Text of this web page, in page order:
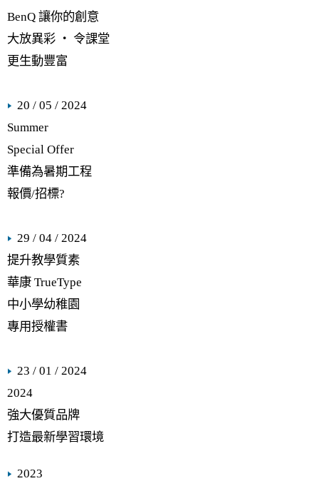
BenQ 讓你的創意
大放異彩 ‧ 令課堂
更生動豐富
20 / 05 / 2024
Summer
Special Offer
準備為暑期工程
報價/招標?
29 / 04 / 2024
提升教學質素
華康 TrueType
中小學幼稚園
專用授權書
23 / 01 / 2024
2024
強大優質品牌
打造最新學習環境
2023